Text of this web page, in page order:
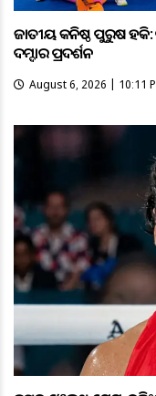
ଜାତୀୟ କନିଷ୍ଠ ପୁରୁଷ ହକି:
ଦମ୍ଦାର ପ୍ରଦର୍ଶନ
August 6, 2026 | 10:11